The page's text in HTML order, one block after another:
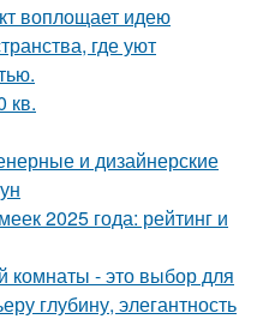
воплощает идею
где уют
кв.
и дизайнерские
2025 года: рейтинг и
комнаты - это выбор для
глубину, элегантность